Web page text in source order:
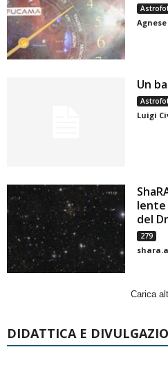
Un
Luigi
lente
del
279
Carica
DIDATTICA E